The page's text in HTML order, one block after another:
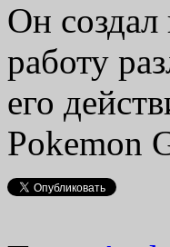
Он
работу
его
Pokemon